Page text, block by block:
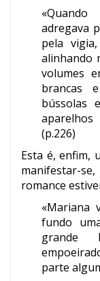
adregava
pela
alinhando
volumes
brancas
bússolas
(p.226)
Esta é, enfim,
manifestar-
romance
«Mariana
fundo
grande
parte